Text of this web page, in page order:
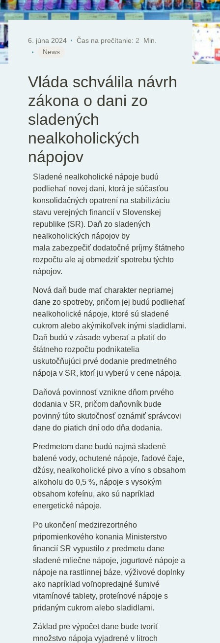
SK
EN DE
6. júna 2024 Čas na prečítanie: 2
Min.
News
Vláda schválila návrh
zákona o dani zo
sladených
nealkoholických
nápojov
Sladené nealkoholické nápoje budú
podliehať novej dani, ktorá je súčasťou
konsolidačných opatrení na stabilizáciu
stavu verejných financií v Slovenskej
republike (SR). Daň zo sladených
nealkoholických nápojov by
mala zabezpečiť dodatočné príjmy štátneho
rozpočtu ale aj obmedziť spotrebu týchto
nápojov.
Nová daň bude mať charakter nepriamej
dane zo spotreby, pričom jej budú podliehať
nealkoholické nápoje, ktoré sú sladené
cukrom alebo akýmikoľvek inými sladidlami.
Daň budú v zásade vyberať a platiť do
štátneho rozpočtu podnikatelia
uskutočňujúci prvé dodanie predmetného
nápoja v SR, ktorí ju vyberú v cene nápoja.
Daňová povinnosť vznikne dňom prvého
dodania v SR, pričom daňovník bude
povinný túto skutočnosť oznámiť správcovi
dane do piatich dní odo dňa dodania.
Predmetom dane budú najmä sladené
balené vody, ochutené nápoje, ľadové čaje,
džúsy, nealkoholické pivo a víno s obsahom
alkoholu do 0,5 %, nápoje s vysokým
obsahom kofeínu, ako sú napríklad
energetické nápoje.
Po ukončení medzirezortného
pripomienkového konania Ministerstvo
financií SR vypustilo z predmetu dane
sladené mliečne nápoje, jogurtové nápoje a
nápoje na rastlinnej báze, výživové doplnky
ako napríklad voľnopredajné šumivé
vitamínové tablety, proteínové nápoje s
pridaným cukrom alebo sladidlami.
Základ pre výpočet dane bude tvoriť
množstvo nápoja vyjadrené v litroch